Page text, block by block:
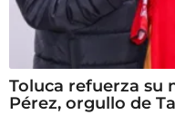
Toluca refuerza su
Pérez, orgullo de